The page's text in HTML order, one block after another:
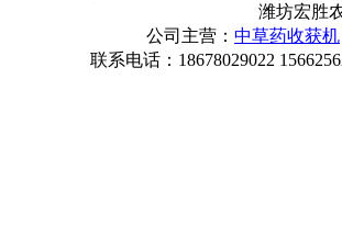
潍坊宏胜
公司主营： 中草药收获机
联系电话：18678029022